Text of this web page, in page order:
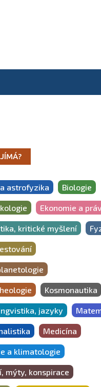
astrofyzika Biologie
Ekonomie a
kritické myšlení
Kosmonautika
jazyky
Medicína
a klimatologie
mýty, konspirace